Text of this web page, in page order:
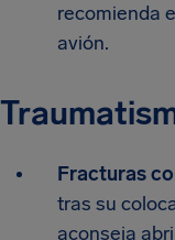
recomienda
avión.
Fracturas
tras su
aconseja